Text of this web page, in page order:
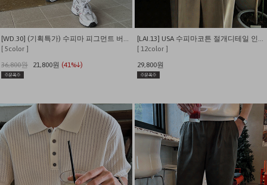
[WD.30] (기획특가) 수피마 피그먼트 버뮤다 와이드 쇼츠
[ 5color ]
36,800원
21,800원 (41%↓)
[LAI.13] USA 수피마코튼 절개디테일 인생 반팔티
[ 12color ]
29,800원